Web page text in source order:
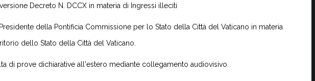
Decreto N. DCCX in materia di Ingressi illeciti
della Pontificia Commissione per lo Stato della Città del Vaticano in materia
dello Stato della Città del Vaticano.
di prove dichiarative all'estero mediante collegamento audiovisivo.